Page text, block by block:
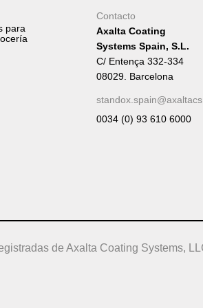
para
Contacto
Axalta Coating
Systems Spain, S.L.
C/ Entença 332-334
08029. Barcelona
0034 (0) 93 610 6000
de Axalta Coating Systems,